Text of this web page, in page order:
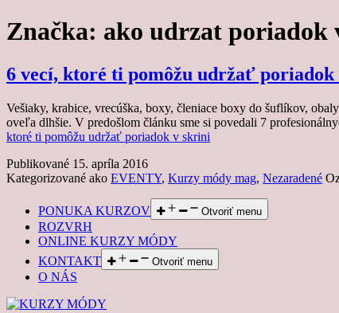
Značka: ako udrzat poriadok
6 vecí, ktoré ti pomôžu udržať
Vešiaky, krabice, vrecúška, boxy, členiace boxy do šuflíkov,
oveľa dlhšie. V predošlom článku sme si povedali 7
ktoré ti pomôžu udržať poriadok v skrini
Publikované 15. apríla 2016
Kategorizované ako EVENTY, Kurzy módy mag, Nezaradené
PONUKA KURZOV Otvoriť menu
ROZVRH
ONLINE KURZY MÓDY
KONTAKT
Otvoriť menu
O NÁS